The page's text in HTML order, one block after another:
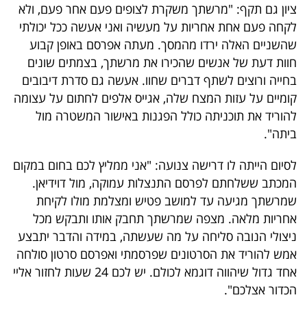
דרושים
ניוזלטרים
מייל
אדום
פרסמו
באייס
עקבו
אחרינו:
ציון גם תקף: "מרשתך משקרת לצופים פעם אחר פעם, ולא
לקחה פעם אחת אחריות על מעשיה ואני אעשה ככל יכולתי
שהשניים האלה ירדו מהמסך. מעתה אפרסם באופן קבוע
חוות דעת של אנשים שהכירו את מרשתך, בצמתים שונים
בחייה ורוצים לשתף דברים שחוו. אעשה גם סדרת דיבובים
קומיים על עזות המצח שלה, אגייס אלפים לחתום על עצומה
להוריד את תוכניתה כולל הפגנות באישור המשטרה מול
ביתה".
לסיום הייתה לו דרישה צנועה: "אני ממליץ לכם בחום במקום
המכתב ששלחתם לפרסם התנצלות עמוקה, מול דוידיאן.
שמרשתך מגיעה עד למושב פטיש ומצלמת מולו לקיחת
אחריות מלאה. מצפה שמרשתך תחבק אותו ותבקש מכל
ניצולי הנובה סליחה על מה שעשתה, במידה והדבר יתבצע
אמש להוריד את הסרטונים שפרסמתי ואפרסם סרטון סולחה
אחד גדול שיהווה דוגמא לכולם. יש לכם 24 שעות לחזור אליי
הכדור אצלכם".